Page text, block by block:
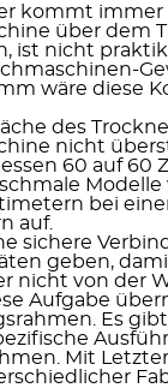
kommt immer
über dem
ist nicht
wäre diese
des
nicht
60 auf 60
bei
auf.
sichere
geben,
nicht von der
Aufgabe
Es gibt
Mit